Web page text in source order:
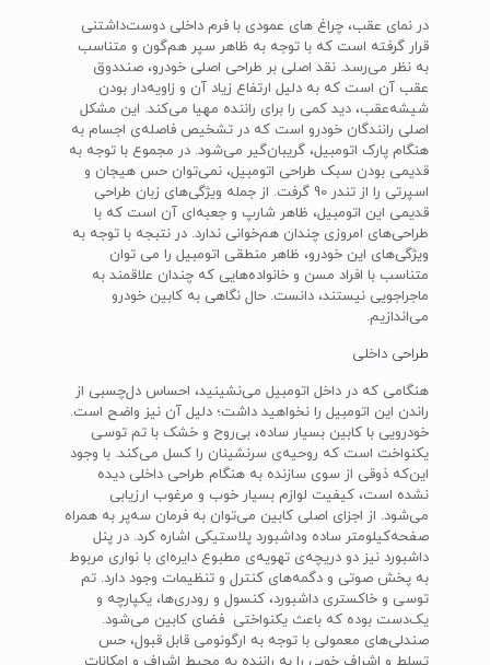
در نمای عقب، چراغ های عمودی با فرم داخلی دوست‌داشتنی
قرار گرفته است که با توجه به ظاهر سپر هم‌گون و متناسب
به نظر می‌رسد. نقد اصلی بر طراحی اصلی خودرو، صنددوق
عقب آن است که به دلیل ارتفاع زیاد آن و زاویه‌دار بودن
شیشه‌عقب، دید کمی را برای راننده مهیا می‌کند. این مشکل
اصلی رانندگان خودرو است که در تشخیص فاصله‌ی اجسام به
هنگام پارک اتومبیل، گریبان‌گیر می‌شود. در مجموع با توجه به
قدیمی بودن سبک طراحی اتومبیل، نمی‌توان حس هیجان و
اسپرتی را از تندر 90 گرفت. از جمله ویژگی‌های زبان طراحی
قدیمی این اتومبیل، ظاهر شارپ و جعبه‌ای آن است که با
طراحی‌های امروزی چندان هم‌خوانی ندارد. در نتبجه با توجه به
ویژگی‌های این خودرو، ظاهر منطقی اتومبیل را می توان
متناسب با افراد مسن و خانواده‌هایی که چندان علاقمند به
ماجراجویی نیستند، دانست. حال نگاهی به کابین خودرو
می‌اندازیم.
طراحی داخلی
هنگامی که در داخل اتومبیل می‌نشینید، احساس دل‌چسبی از
راندن این اتومبیل را نخواهید داشت؛ دلیل آن نیز واضح است.
خودرویی با کابین بسیار ساده، بی‌روح و خشک با تم توسی
یکنواخت است که روحیه‌ی سرنشینان را کسل می‌کند. با وجود
این‌که ذوقی از سوی سازنده به هنگام طراحی داخلی دیده
نشده است، کیفیت لوازم بسیار خوب و مرغوب ارزیابی
می‌شود. از اجزای اصلی کابین می‌توان به فرمان سه‌پر به همراه
صفحه‌کیلومتر ساده وداشبورد پلاستیکی اشاره کرد. در پنل
داشبورد نیز دو دریچه‌ی تهویه‌ی مطبوع دایره‌ای با نواری مربوط
به پخش صوتی و دگمه‌های کنترل و تنظیمات وجود دارد. تم
توسی و خاکستری داشبورد، کنسول و رودری‌ها، یکپارچه و
یک‌دست بوده که باعث یکنواختی فضای کابین می‌شود.
صندلی‌های معمولی با توجه به ارگونومی قابل قبول، حس